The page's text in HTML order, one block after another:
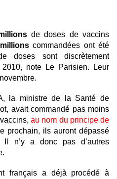
de doses de vaccins
commandées ont été
doses sont discrètement
note Le Parisien. Leur
la ministre de la Santé de
avait commandé pas moins
au nom du principe de
prochain, ils auront dépassé
Il n’y a donc pas d’autres
français a déjà procédé à